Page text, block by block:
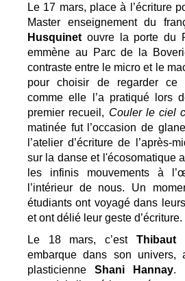
Le 17 mars, place à l’écriture
Master enseignement du
Husquinet ouvre la porte du
emmène au Parc de la
contraste entre le micro et le
pour choisir de regarder ce
comme elle l’a pratiqué lors
premier recueil, Couler le ciel
matinée fut l’occasion de
l’atelier d’écriture de l’après-
sur la danse et l'écosomatique
les infinis mouvements à
l’intérieur de nous. Un
étudiants ont voyagé dans
et ont délié leur geste d’écriture.
Le 18 mars, c’est Thibaut
embarque dans son univers,
plasticienne Shani Hannay.